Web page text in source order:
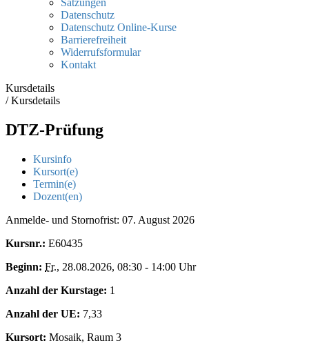
Satzungen
Datenschutz
Datenschutz Online-Kurse
Barrierefreiheit
Widerrufsformular
Kontakt
Kursdetails
/Kursdetails
DTZ-Prüfung
Kursinfo
Kursort(e)
Termin(e)
Dozent(en)
Anmelde- und Stornofrist: 07. August 2026
Kursnr.: E60435
Beginn: Fr., 28.08.2026, 08:30 - 14:00 Uhr
Anzahl der Kurstage: 1
Anzahl der UE: 7,33
Kursort: Mosaik, Raum 3